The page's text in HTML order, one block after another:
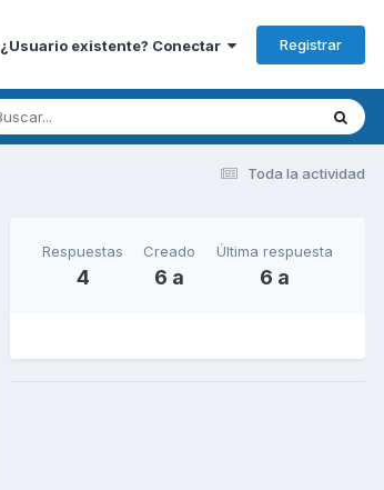
¿Usuario existente? Conectar Registrar
Toda la actividad
Respuestas
4
Creado
6 a
Última respuesta
6 a